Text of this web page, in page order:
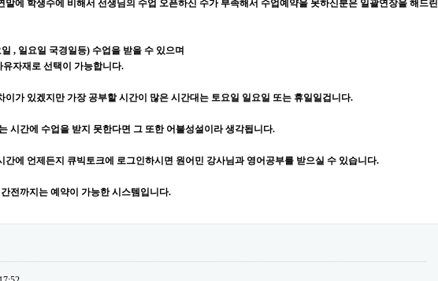
말에 학생수에 비해서 선생님의 수업 오픈하신 수가 부족해서 수업예약을 못하신분은 일괄연장을 해드린
, 일요일 국경일등) 수업을 받을 수 있으며
자재로 선택이 가능합니다.
이가 있겠지만 가장 공부할 시간이 많은 시간대는 토요일 일요일 또는 휴일일겁니다.
시간에 수업을 받지 못한다면 그 또한 어불성설이라 생각됩니다.
간에 언제든지 큐빅토크에 로그인하시면 원어민 강사님과 영어공부를 받으실 수 있습니다.
전까지는 예약이 가능한 시스템입니다.